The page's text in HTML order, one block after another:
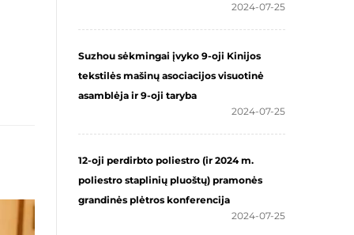
2024-07-25
Suzhou sėkmingai įvyko 9-oji Kinijos
tekstilės mašinų asociacijos visuotinė
asamblėja ir 9-oji taryba
2024-07-25
12-oji perdirbto poliestro (ir 2024 m.
poliestro staplinių pluoštų) pramonės
grandinės plėtros konferencija
2024-07-25